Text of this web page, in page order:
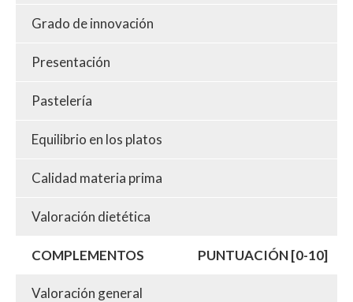
Grado de innovación
Presentación
Pastelería
Equilibrio en los platos
Calidad materia prima
Valoración dietética
COMPLEMENTOS PUNTUACIÓN [0-10]
Valoración general